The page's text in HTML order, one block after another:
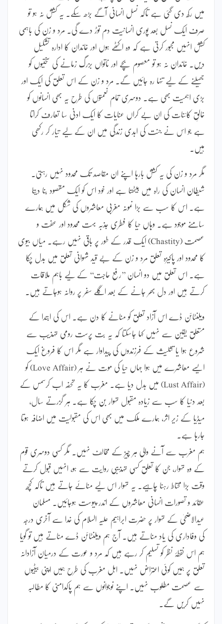
میں رکھ دی گئی ہے تاکہ نسل انسانی آگے بڑھ سکے۔ یہ کشش نہ ہو تو
صرف ایک نسل بعد پوری انسانیت دم توڑ دے گی۔ مرد و زن کی باہمی
کشش انہیں مجبور کرتی ہے کہ وہ اکٹھے ہوں اور خاندان کا ادارہ تشکیل
دیں۔ خاندان نہ ہو تو معصوم بچے اور ناتواں بزرگ زمانے کی سختیوں کو
جھیلنے کے لیے تنہا رہ جائیں گے۔ مرد و زن کے اس تعلق کی ایک اور
بڑی اہمیت بھی ہے۔ دوسری تمام نعمتوں کی طرح یہ بھی انسانوں کو
خالقِ کائنات کی ان بے کراں عنایات کا ایک ادنیٰ سا تعارف کراتا
ہے جو اس نے جنت کی ابدی زندگی میں ان کے لیے تیار کر رکھی
ہیں۔
مگر مرد و زن کی یہ کشش بارہا اپنے ان مقاصد تک محدود نہیں رہتی۔
شیطان انسان کی راہ میں بیٹھتا ہے اور خود اس کو ایک مقصود بنا دیتا
ہے۔ اس کا سب سے بڑا نمونہ مغربی معاشروں کی شکل میں ہمارے
سامنے موجود ہے۔ وہاں حیا کا فطری جذبہ بہت محدود اور عفت و
عصمت (Chastity) ایک قدر کے طور پر باقی نہیں رہے۔ میاں بیوی
کا محدود اور پاکیزہ تعلق مرد و زن کے بے قید شہوانی تعلق میں بدل چکا
ہے۔ اس تعلق میں دو انسان ’’رفع حاجت‘‘ کے لیے باہم ملاقات
کرتے ہیں اور دل بھر جانے کے بعد اگلے سفر پر روانہ ہوجاتے ہیں۔
ویلنٹائن ڈے اس آزاد تعلق کو منانے کا دن ہے۔ اس کی ابتدا کے
متعلق یقین سے نہیں کہا جاسکتا کہ یہ بت پرست رومی تہذیب سے
شروع ہوا یا تثلیث کے فرزندوں کی پیداوار ہے مگر اس کا فروغ ایک
ایسے معاشرے میں ہوا جہاں حیا کی موت نے ہر (Love Affair) کو
(Lust Affair) میں بدل دیا ہے۔ مغرب کا یہ تحفہ اب کرسمس کے
بعد دنیا کا سب سے زیادہ مقبول تہوار بن چکا ہے۔ ہر گزرتے سال،
میڈیا کے زیر اثر، ہمارے ملک میں بھی اس کی مقبولیت میں اضافہ ہوتا
جارہا ہے۔
ہم مغرب سے آنے والی ہر چیز کے مخالف نہیں۔ مگر کسی دوسری قوم
کے وہ تہوار، جن کا تعلق کسی تہذیبی روایت سے ہو، انہیں قبول کرتے
وقت بڑا محتاط رہنا چاہیے۔ یہ تہوار اس لیے منائے جاتے ہیں تاکہ کچھ
عقائد و تصورات انسانی معاشروں کے اندر پیوست ہوجائیں۔ مسلمان
عیدالاضحیٰ کے تہوار پر حضرت ابراہیم علیہ السلام کی خدا سے آخری درجہ
کی وفاداری کی یاد مناتے ہیں۔ آج ہم ویلنٹائن ڈے مناتے ہیں تو گویا
ہم اس نقطۂ نظر کو تسلیم کر رہے ہیں کہ مرد و عورت کے درمیان آزادانہ
تعلق پر ہمیں کوئی اعتراض نہیں۔ اہل مغرب کی طرح ہمیں اپنی بیٹیوں
سے عصمت مطلوب نہیں۔ اپنے نوجوانوں سے ہم پاکدامنی کا مطالبہ
نہیں کریں گے۔